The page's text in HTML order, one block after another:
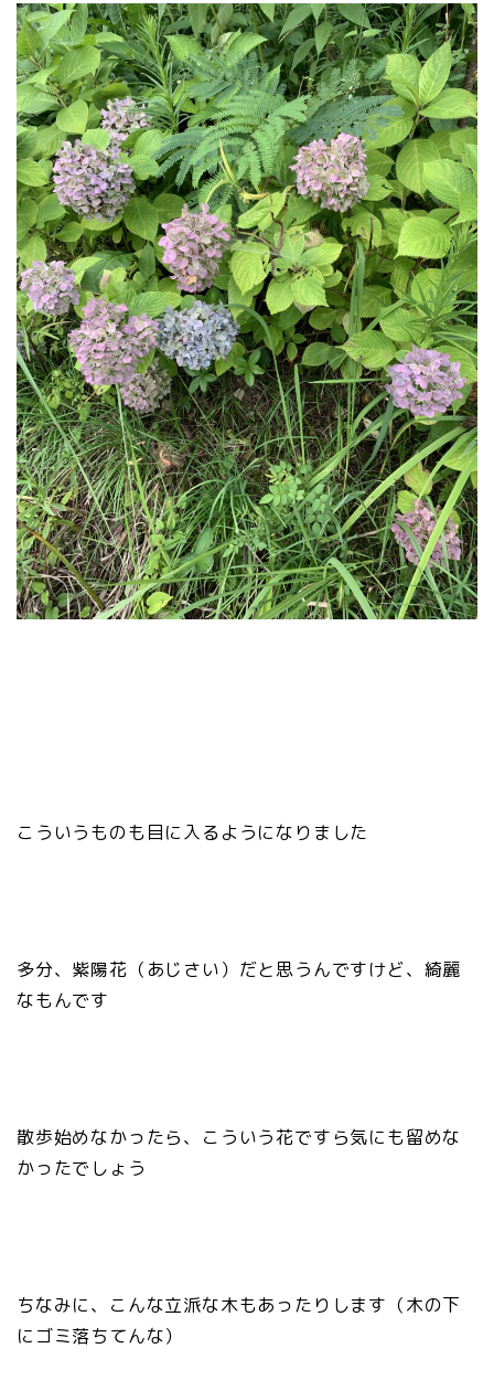
こういうものも目に入るようになりました
多分、紫陽花（あじさい）だと思うんですけど、綺麗
なもんです
散歩始めなかったら、こういう花ですら気にも留めな
かったでしょう
ちなみに、こんな立派な木もあったりします（木の下
にゴミ落ちてんな）